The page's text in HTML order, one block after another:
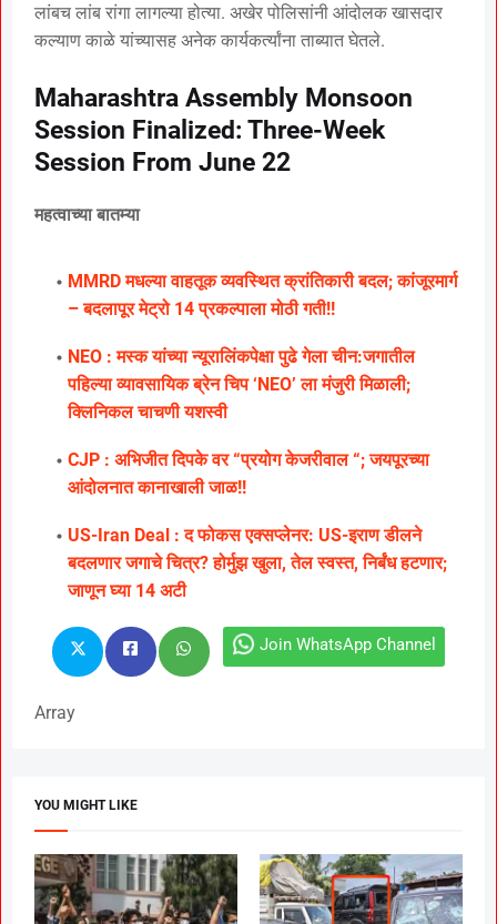
लांबच लांब रांगा लागल्या होत्या. अखेर पोलिसांनी आंदोलक खासदार
कल्याण काळे यांच्यासह अनेक कार्यकर्त्यांना ताब्यात घेतले.
Maharashtra Assembly Monsoon
Session Finalized: Three-Week
Session From June 22
महत्वाच्या बातम्या
MMRD मधल्या वाहतूक व्यवस्थित क्रांतिकारी बदल; कांजूरमार्ग
– बदलापूर मेट्रो 14 प्रकल्पाला मोठी गती!!
NEO : मस्क यांच्या न्यूरालिंकपेक्षा पुढे गेला चीन:जगातील
पहिल्या व्यावसायिक ब्रेन चिप ‘NEO’ ला मंजुरी मिळाली;
क्लिनिकल चाचणी यशस्वी
CJP : अभिजीत दिपके वर “प्रयोग केजरीवाल “; जयपूरच्या
आंदोलनात कानाखाली जाळ!!
US-Iran Deal : द फोकस एक्सप्लेनर: US-इराण डीलने
बदलणार जगाचे चित्र? होर्मुझ खुला, तेल स्वस्त, निर्बंध हटणार;
जाणून घ्या 14 अटी
Join WhatsApp Channel
Array
YOU MIGHT LIKE